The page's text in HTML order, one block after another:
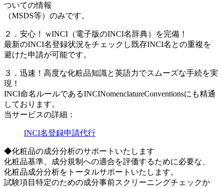
ついての情報
（MSDS等）のみです。
２．安心！ wINCI（電子版のINCI名辞典）を完備！
最新のINCI名登録状況をチェックし既存INCI名との重複を
避けた申請が可能です。
３．迅速！高度な化粧品知識と英語力でスムーズな手続を実
現！
INCI命名ルールであるINCINomenclatureConventionsにも精通
しております。
当サービスの詳細：
INCI名登録申請代行
◆化粧品の成分分析のサポートいたします
化粧品基準、成分規制への適合を評価するために必要な、
化粧品成分分析をトータルサポートいたします。
試験項目特定のための成分事前スクリーニングチェックか